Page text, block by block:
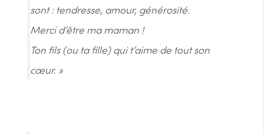
sont : tendresse, amour, générosité.
Merci d’être ma maman !
Ton fils (ou ta fille) qui t’aime de tout son
cœur. »